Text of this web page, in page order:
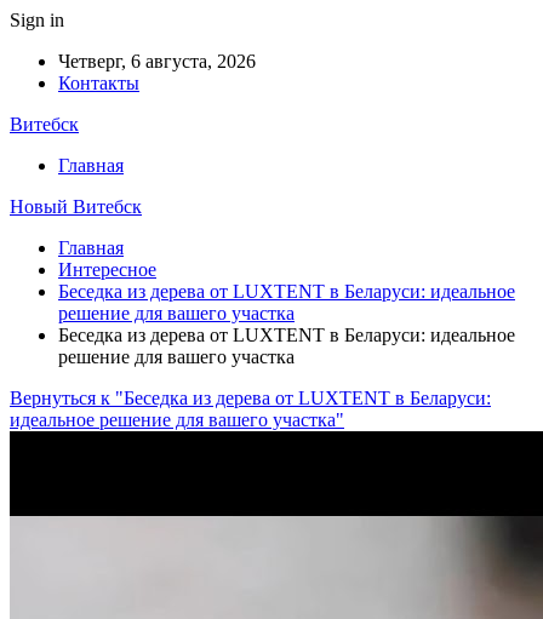
Sign in
Четверг, 6 августа, 2026
Контакты
Витебск
Главная
Новый Витебск
Главная
Интересное
Беседка из дерева от LUXTENT в Беларуси: идеальное
решение для вашего участка
Беседка из дерева от LUXTENT в Беларуси: идеальное
решение для вашего участка
Вернуться к "Беседка из дерева от LUXTENT в Беларуси:
идеальное решение для вашего участка"